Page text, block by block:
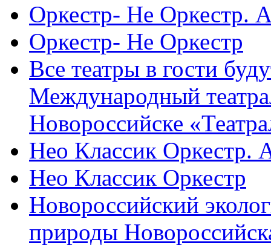
Оркестр- Не Оркестр.
Оркестр- Не Оркестр
Все театры в гости
Международный
Новороссийске
Нео Классик Оркестр.
Нео Классик Оркестр
Новороссийский
природы